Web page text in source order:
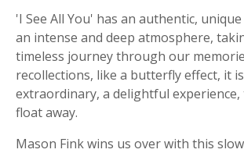
'I See All You' has an authentic,
an intense and deep atmosphere,
timeless journey through our
recollections, like a butterfly effect, it
extraordinary, a delightful experience,
float away.
Mason Fink wins us over with this